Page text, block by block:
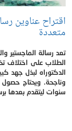
اقتراح عناوين
متعددة
تعد رسالة الماجستير
الطلاب على اختلاف
الدكتوراه لبذل جهد
وناجحة. ويحتاج حصول
سنوات ليتقدم بعدها